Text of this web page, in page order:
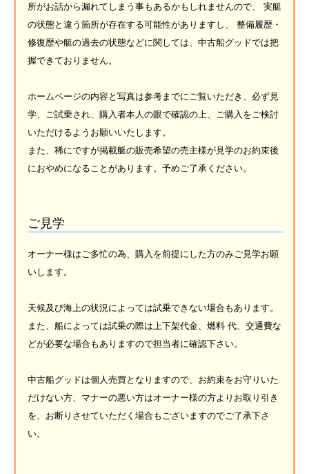
所がお話から漏れてしまう事もあるかもしれませんので、 実艇
の状態と違う箇所が存在する可能性がありますし、 整備履歴・
修復歴や艇の過去の状態などに関しては、中古船グッドでは把
握できておりません。
ホームページの内容と写真は参考までにご覧いただき、必ず見
学、ご試乗され、購入者本人の眼で確認の上、ご購入をご検討
いただけるようお願いいたします。
また、稀にですが掲載艇の販売希望の売主様が見学のお約束後
におやめになることがあります。予めご了承ください。
ご見学
オーナー様はご多忙の為、購入を前提にした方のみご見学お願
いします。
天候及び海上の状況によっては試乗できない場合もあります。
また、船によっては試乗の際は上下架代金、燃料 代、交通費な
どが必要な場合もありますので担当者に確認下さい。
中古船グッドは個人売買となりますので、お約束をお守りいた
だけない方、マナーの悪い方はオーナー様の方よりお取り引き
を、お断りさせていただく場合もございますのでご了承下さ
い。